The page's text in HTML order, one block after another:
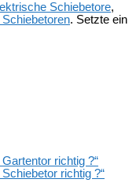
Schiebetore,
. Setzte ein
richtig ?“
richtig ?“